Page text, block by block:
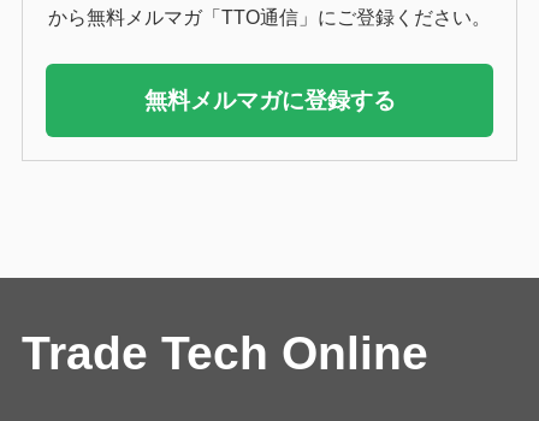
から無料メルマガ「TTO通信」にご登録ください。
無料メルマガに登録する
Trade Tech Online